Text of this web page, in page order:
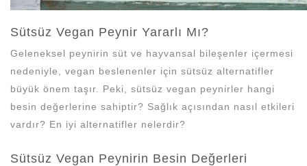
Sütsüz Vegan Peynir Yararlı Mı?
Geleneksel peynirin süt ve hayvansal bileşenler içermesi
nedeniyle, vegan beslenenler için sütsüz alternatifler
büyük önem taşır. Peki, sütsüz vegan peynirler hangi
besin değerlerine sahiptir? Sağlık açısından nasıl etkileri
vardır? En iyi alternatifler nelerdir?
Sütsüz Vegan Peynirin Besin Değerleri